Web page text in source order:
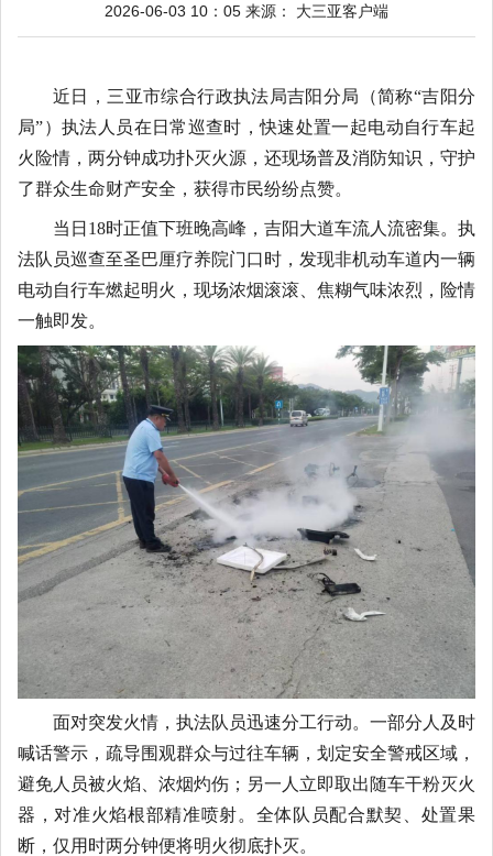
2026-06-03 10：05 来源： 大三亚客户端
近日，三亚市综合行政执法局吉阳分局（简称“吉阳分
局”）执法人员在日常巡查时，快速处置一起电动自行车起
火险情，两分钟成功扑灭火源，还现场普及消防知识，守护
了群众生命财产安全，获得市民纷纷点赞。
当日18时正值下班晚高峰，吉阳大道车流人流密集。执
法队员巡查至圣巴厘疗养院门口时，发现非机动车道内一辆
电动自行车燃起明火，现场浓烟滚滚、焦糊气味浓烈，险情
一触即发。
面对突发火情，执法队员迅速分工行动。一部分人及时
喊话警示，疏导围观群众与过往车辆，划定安全警戒区域，
避免人员被火焰、浓烟灼伤；另一人立即取出随车干粉灭火
器，对准火焰根部精准喷射。全体队员配合默契、处置果
断，仅用时两分钟便将明火彻底扑灭。